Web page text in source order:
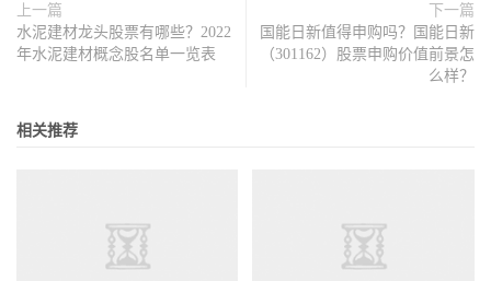
上一篇
水泥建材龙头股票有哪些？2022
年水泥建材概念股名单一览表
下一篇
国能日新值得申购吗？国能日新
（301162）股票申购价值前景怎
么样？
相关推荐